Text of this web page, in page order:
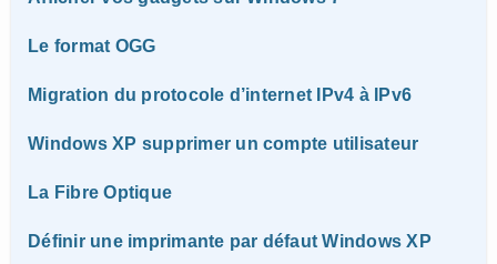
Le format OGG
Migration du protocole d’internet IPv4 à IPv6
Windows XP supprimer un compte utilisateur
La Fibre Optique
Définir une imprimante par défaut Windows XP